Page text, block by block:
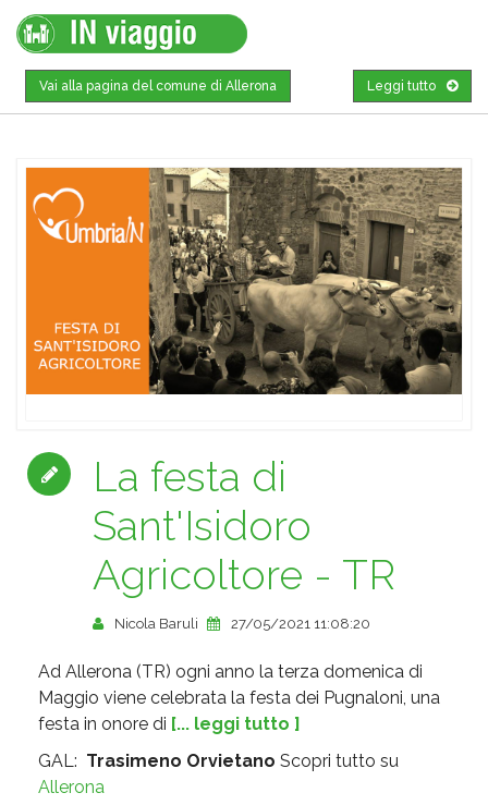
Leggi tutto
Vai alla pagina del comune di Allerona
La festa di
Sant'Isidoro
Agricoltore - TR
Nicola Baruli 27/05/2021 11:08:20
Ad Allerona (TR) ogni anno la terza domenica di
Maggio viene celebrata la festa dei Pugnaloni, una
festa in onore di [... leggi tutto ]
GAL: Trasimeno Orvietano Scopri tutto su
Allerona